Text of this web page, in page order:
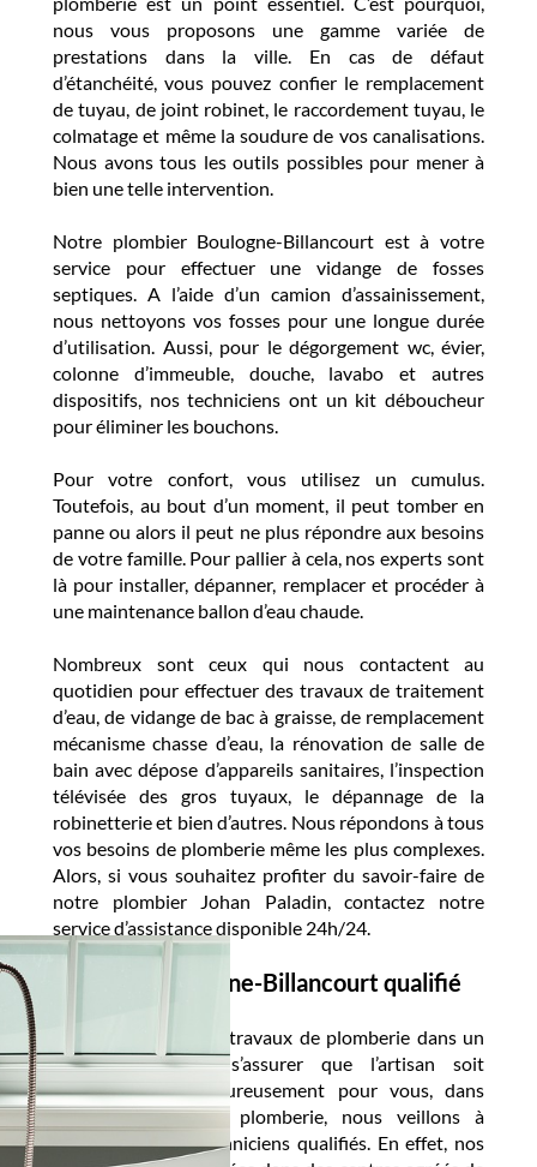
nous vous proposons une gamme variée de
prestations dans la ville. En cas de défaut
d’étanchéité, vous pouvez confier le remplacement
de tuyau, de joint robinet, le raccordement tuyau, le
colmatage et même la soudure de vos canalisations.
Nous avons tous les outils possibles pour mener à
bien une telle intervention.
Notre plombier Boulogne-Billancourt est à votre
service pour effectuer une vidange de fosses
septiques. A l’aide d’un camion d’assainissement,
nous nettoyons vos fosses pour une longue durée
d’utilisation. Aussi, pour le dégorgement wc, évier,
colonne d’immeuble, douche, lavabo et autres
dispositifs, nos techniciens ont un kit déboucheur
pour éliminer les bouchons.
Pour votre confort, vous utilisez un cumulus.
Toutefois, au bout d’un moment, il peut tomber en
panne ou alors il peut ne plus répondre aux besoins
de votre famille. Pour pallier à cela, nos experts sont
là pour installer, dépanner, remplacer et procéder à
une maintenance ballon d’eau chaude.
Nombreux sont ceux qui nous contactent au
quotidien pour effectuer des travaux de traitement
d’eau, de vidange de bac à graisse, de remplacement
mécanisme chasse d’eau, la rénovation de salle de
bain avec dépose d’appareils sanitaires, l’inspection
télévisée des gros tuyaux, le dépannage de la
robinetterie et bien d’autres. Nous répondons à tous
vos besoins de plomberie même les plus complexes.
Alors, si vous souhaitez profiter du savoir-faire de
notre plombier Johan Paladin, contactez notre
service d’assistance disponible 24h/24.
Plombier Boulogne-Billancourt qualifié
Avant d’engager des travaux de plomberie dans un
logement, il faut s’assurer que l’artisan soit
compétent. Fort heureusement pour vous, dans
notre structure de plomberie, nous veillons à
sélectionner des techniciens qualifiés. En effet, nos